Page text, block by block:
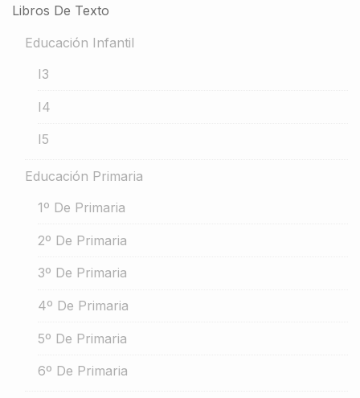
Libros De Texto
Educación Infantil
I3
I4
I5
Educación Primaria
1º De Primaria
2º De Primaria
3º De Primaria
4º De Primaria
5º De Primaria
6º De Primaria